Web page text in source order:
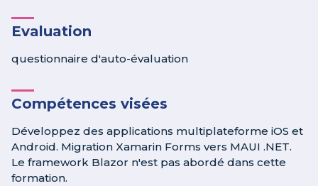
Evaluation
questionnaire d'auto-évaluation
Compétences visées
Développez des applications multiplateforme iOS et
Android. Migration Xamarin Forms vers MAUI .NET.
Le framework Blazor n'est pas abordé dans cette
formation.